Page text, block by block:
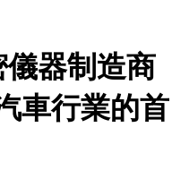
器制造商
車行業的首